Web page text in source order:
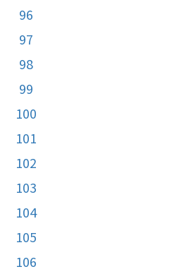
96
97
98
99
100
101
102
103
104
105
106